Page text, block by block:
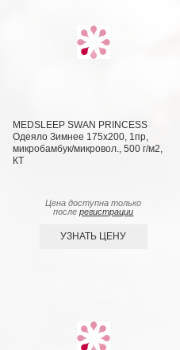
MEDSLEEP SWAN PRINCESS
Одеяло Зимнее 175х200, 1пр,
микробамбук/микровол., 500 г/м2,
КТ
Цена доступна только
послерегистрации
УЗНАТЬ ЦЕНУ